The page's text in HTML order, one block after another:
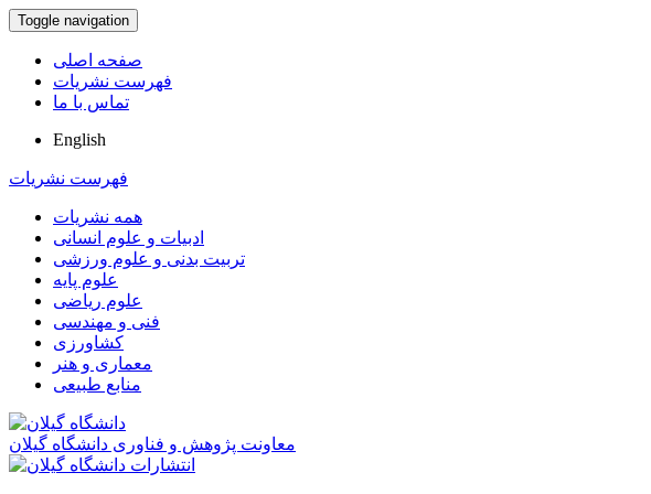
Toggle navigation
صفحه اصلی
فهرست نشریات
تماس با ما
English
فهرست نشریات
همه نشریات
ادبیات و علوم انسانی
تربیت بدنی و علوم ورزشی
علوم پایه
علوم ریاضی
فنی و مهندسی
کشاورزی
معماری و هنر
منابع طبیعی
معاونت پژوهش و فناوری دانشگاه گیلان